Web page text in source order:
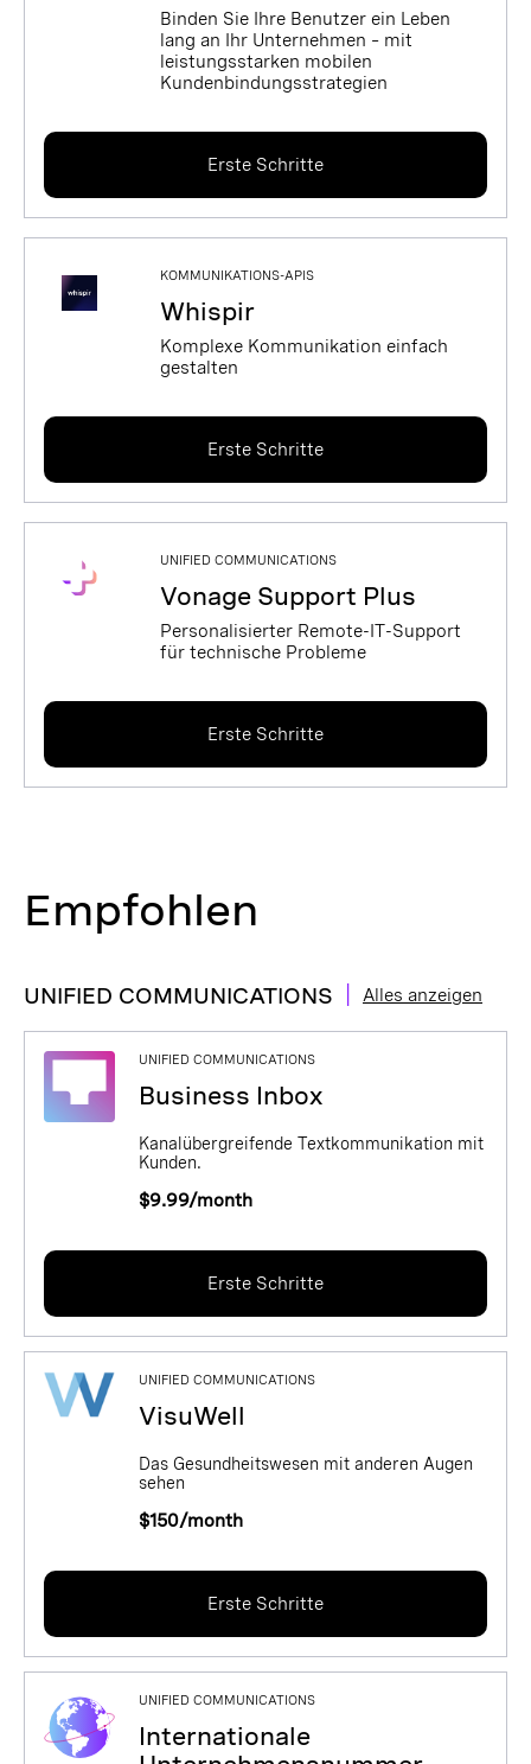
Binden Sie Ihre Benutzer ein Leben
lang an Ihr Unternehmen – mit
leistungsstarken mobilen
Kundenbindungsstrategien
Erste Schritte
KOMMUNIKATIONS-APIS
Whispir
Komplexe Kommunikation einfach
gestalten
Erste Schritte
UNIFIED COMMUNICATIONS
Vonage Support Plus
Personalisierter Remote-IT-Support
für technische Probleme
Erste Schritte
Empfohlen
UNIFIED COMMUNICATIONS Alles anzeigen
UNIFIED COMMUNICATIONS
Business Inbox
Kanalübergreifende Textkommunikation mit
Kunden.
$9.99/month
Erste Schritte
UNIFIED COMMUNICATIONS
VisuWell
Das Gesundheitswesen mit anderen Augen
sehen
$150/month
Erste Schritte
UNIFIED COMMUNICATIONS
Internationale